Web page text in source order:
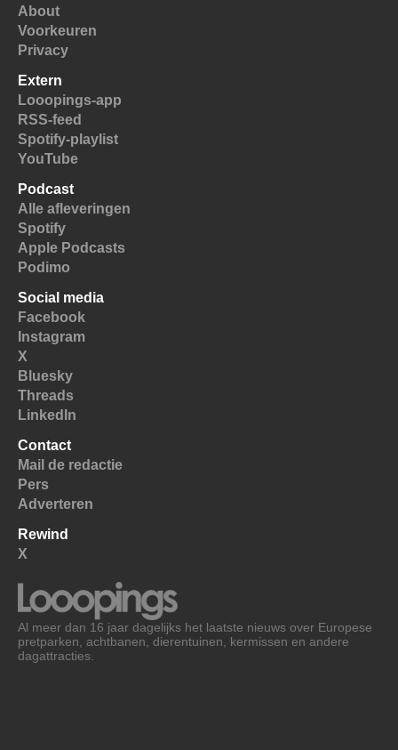
About
Voorkeuren
Privacy
Extern
Looopings-app
RSS-feed
Spotify-playlist
YouTube
Podcast
Alle afleveringen
Spotify
Apple Podcasts
Podimo
Social media
Facebook
Instagram
X
Bluesky
Threads
LinkedIn
Contact
Mail de redactie
Pers
Adverteren
Rewind
X
Al meer dan 16 jaar dagelijks het laatste nieuws over Europese
pretparken, achtbanen, dierentuinen, kermissen en andere
dagattracties.